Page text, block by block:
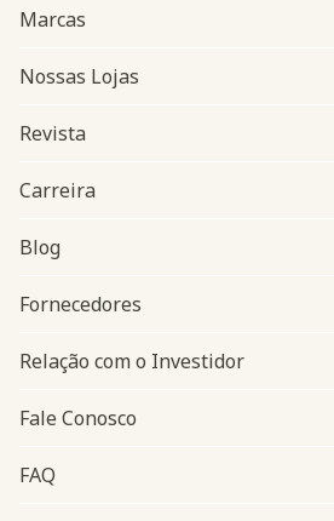
Navegação do rodapé
Marcas
Nossas Lojas
Revista
Carreira
Blog
Fornecedores
Relação com o Investidor
Fale Conosco
FAQ